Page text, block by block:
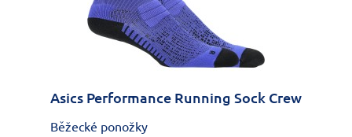
Asics Performance Running Sock Crew
Běžecké ponožky